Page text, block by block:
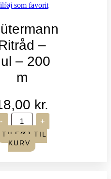
som favorit
–
– 200
m
kr.
-
Gütermann
Ritråd
-
gul
-
+
TILFØJ TIL
KURV